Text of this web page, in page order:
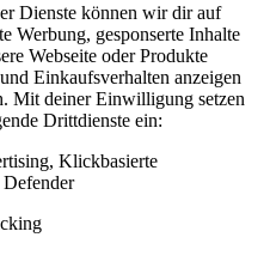
Dienste können wir dir auf
Werbung, gesponserte Inhalte
Webseite oder Produkte
Einkaufsverhalten anzeigen
Mit deiner Einwilligung setzen
Drittdienste ein:
Klickbasierte